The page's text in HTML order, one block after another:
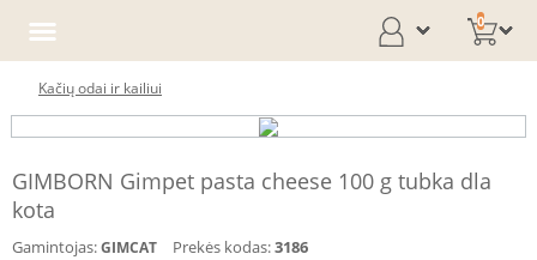
0
Kačių odai ir kailiui
GIMBORN Gimpet pasta cheese 100 g tubka dla
kota
Gamintojas:GIMCAT Prekės kodas:3186